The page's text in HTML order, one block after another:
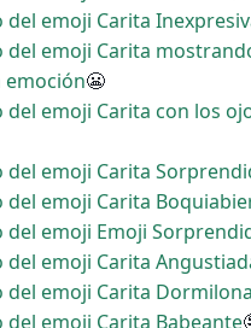
del emoji Carita
del emoji Carita
emoción😬
del emoji Carita con los
del emoji Carita
del emoji Carita
del emoji Emoji
del emoji Carita
del emoji Carita Dormilona
del emoji Carita Babeante